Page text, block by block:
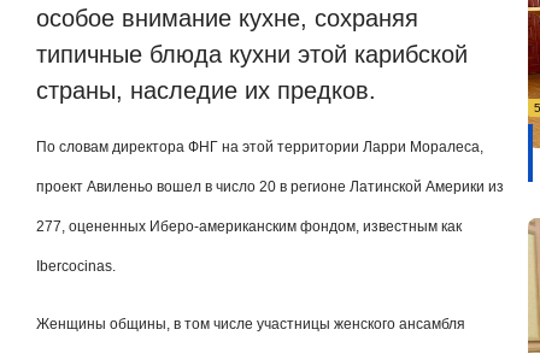
особое внимание кухне, сохраняя
типичные блюда кухни этой карибской
страны, наследие их предков.
По словам директора ФНГ на этой территории Ларри Моралеса,
проект Авиленьо вошел в число 20 в регионе Латинской Америки из
277, оцененных Иберо-американским фондом, известным как
Ibercocinas.
Женщины общины, в том числе участницы женского ансамбля